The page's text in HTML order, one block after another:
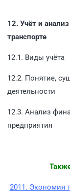
12. Учёт и
транспорте
12.1. Виды учёта
12.2. Понятие,
деятельности
12.3. Анализ
предприятия
2011. Экономия